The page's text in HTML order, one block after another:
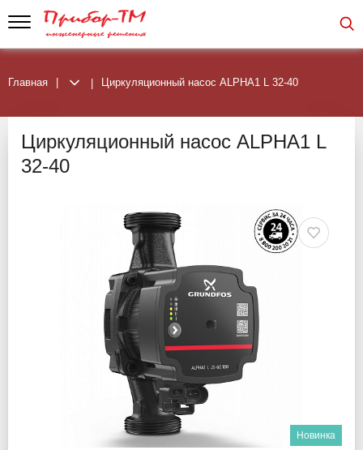
Главная Циркуляционный насос ALPHA1 L 32-40
Циркуляционный насос ALPHA1 L
32-40
Новинка